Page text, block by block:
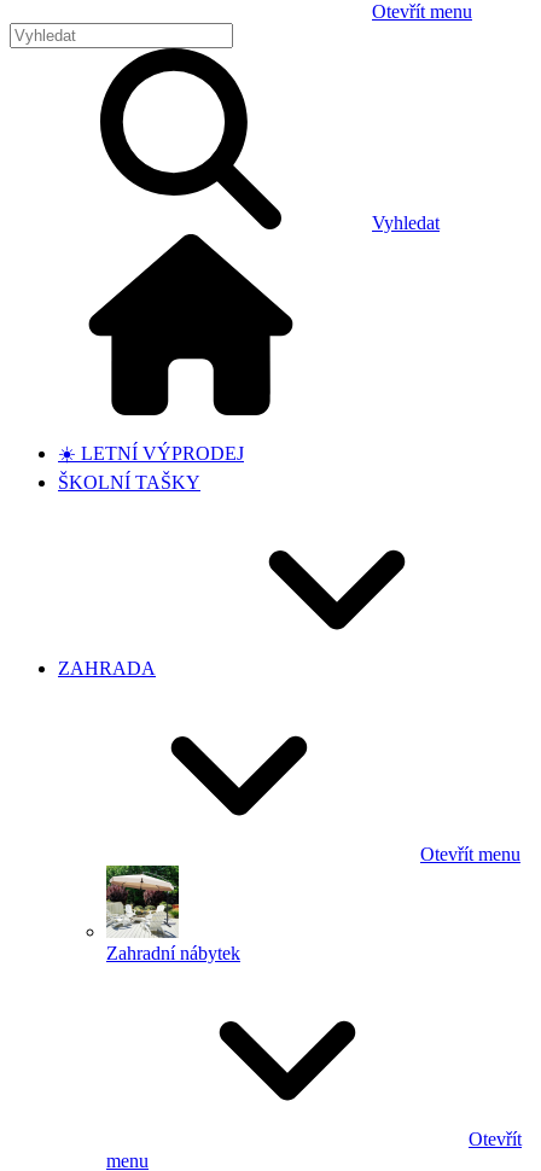
Otevřít menu
Vyhledat
☀️ LETNÍ VÝPRODEJ
ŠKOLNÍ TAŠKY
ZAHRADA
Otevřít menu
Zahradní nábytek
Otevřít
menu